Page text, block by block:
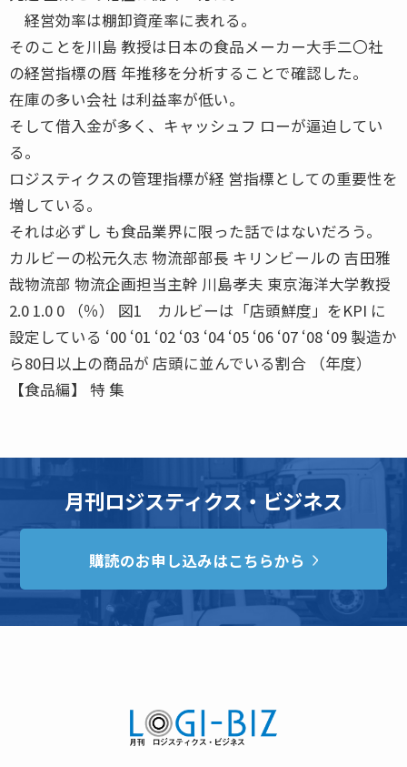
経営効率は棚卸資産率に表れる。
そのことを川島 教授は日本の食品メーカー大手二〇社
の経営指標の暦 年推移を分析することで確認した。
在庫の多い会社 は利益率が低い。
そして借入金が多く、キャッシュフ ローが逼迫してい
る。
ロジスティクスの管理指標が経 営指標としての重要性を
増している。
それは必ずし も食品業界に限った話ではないだろう。
カルビーの松元久志 物流部部長 キリンビールの 吉田雅
哉物流部 物流企画担当主幹 川島孝夫 東京海洋大学教授
2.0 1.0 0 （％） 図1 カルビーは「店頭鮮度」をKPI に
設定している ‘00 ‘01 ‘02 ‘03 ‘04 ‘05 ‘06 ‘07 ‘08 ‘09 製造か
ら80日以上の商品が 店頭に並んでいる割合 （年度）
【食品編】 特 集
月刊ロジスティクス・ビジネス
購読のお申し込みはこちらから